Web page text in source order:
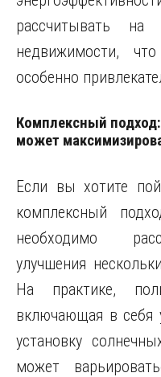
рассчитывать
недвижимости,
особенно
Комплексный
может
Если вы хотите
комплексный
необходимо
улучшения
На практике,
включающая в себя
установку
может